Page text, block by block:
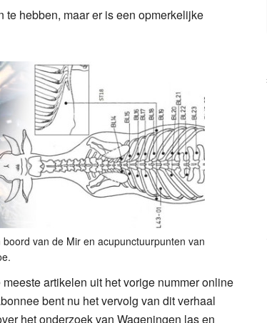
hebben, maar er is een opmerkelijke
van de Mir en acupunctuurpunten van
artikelen uit het vorige nummer online
bent nu het vervolg van dit verhaal
het onderzoek van Wageningen las en